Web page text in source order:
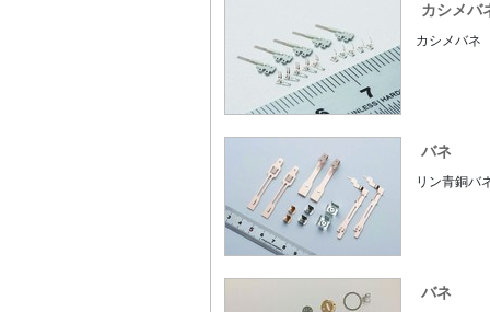
カシメバ
カシメバネ
バネ
リン青銅バ
バネ